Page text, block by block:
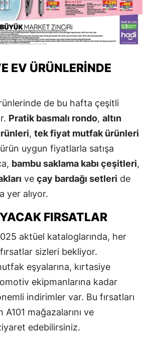
EV ÜRÜNLERINDE
de bu hafta çeşitli
Pratik basmalı rondo, altın
, tek fiyat mutfak ürünleri
uygun fiyatlarla satışa
bambu saklama kabı çeşitleri,
ve çay bardağı setleri de
yer alıyor.
FIRSATLAR
aktüel kataloglarında, her
sizleri bekliyor.
eşyalarına, kırtasiye
ekipmanlarına kadar
indirimler var. Bu fırsatları
A101 mağazalarını ve
edebilirsiniz.